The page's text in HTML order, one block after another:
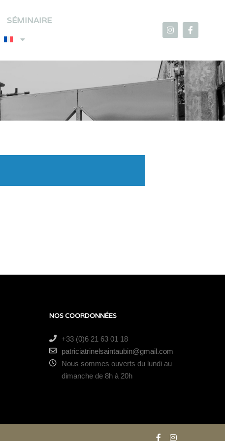
SÉMINAIRE
NOS COORDONNÉES
+33 (0)6 21 63 01 18
patriciatrinelsaintaubin@gmail.com
Nous sommes ouverts du lundi au
dimanche de 8h à 20h